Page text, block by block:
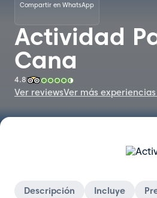
Compartir en WhatsApp
Actividad
Cana
4.8
Ver reviewsVer más
Descripción Incluye